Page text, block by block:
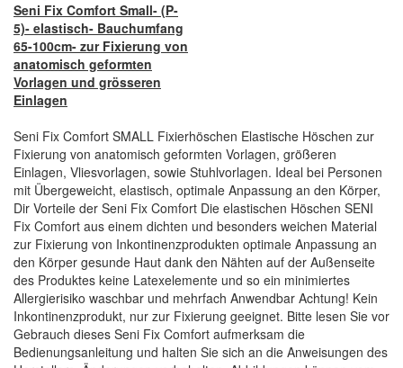
Seni Fix Comfort Small- (P-
5)- elastisch- Bauchumfang
65-100cm- zur Fixierung von
anatomisch geformten
Vorlagen und grösseren
Einlagen
Seni Fix Comfort SMALL Fixierhöschen Elastische Höschen zur
Fixierung von anatomisch geformten Vorlagen, größeren
Einlagen, Vliesvorlagen, sowie Stuhlvorlagen. Ideal bei Personen
mit Übergeweicht, elastisch, optimale Anpassung an den Körper,
Dir Vorteile der Seni Fix Comfort Die elastischen Höschen SENI
Fix Comfort aus einem dichten und besonders weichen Material
zur Fixierung von Inkontinenzprodukten optimale Anpassung an
den Körper gesunde Haut dank den Nähten auf der Außenseite
des Produktes keine Latexelemente und so ein minimiertes
Allergierisiko waschbar und mehrfach Anwendbar Achtung! Kein
Inkontinenzprodukt, nur zur Fixierung geeignet. Bitte lesen Sie vor
Gebrauch dieses Seni Fix Comfort aufmerksam die
Bedienungsanleitung und halten Sie sich an die Anweisungen des